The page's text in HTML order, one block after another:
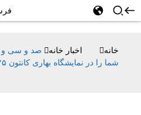
خانه اخبار خانه
صد و سی و